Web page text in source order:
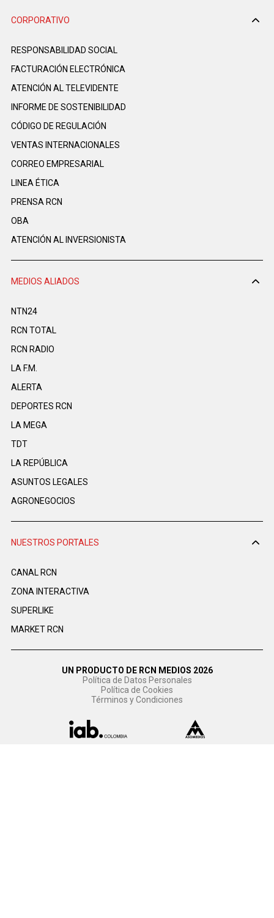
CORPORATIVO
RESPONSABILIDAD SOCIAL
FACTURACIÓN ELECTRÓNICA
ATENCIÓN AL TELEVIDENTE
INFORME DE SOSTENIBILIDAD
CÓDIGO DE REGULACIÓN
VENTAS INTERNACIONALES
CORREO EMPRESARIAL
LINEA ÉTICA
PRENSA RCN
OBA
ATENCIÓN AL INVERSIONISTA
MEDIOS ALIADOS
NTN24
RCN TOTAL
RCN RADIO
LA F.M.
ALERTA
DEPORTES RCN
LA MEGA
TDT
LA REPÚBLICA
ASUNTOS LEGALES
AGRONEGOCIOS
NUESTROS PORTALES
CANAL RCN
ZONA INTERACTIVA
SUPERLIKE
MARKET RCN
UN PRODUCTO DE RCN MEDIOS 2026
Política de Datos Personales
Política de Cookies
Términos y Condiciones